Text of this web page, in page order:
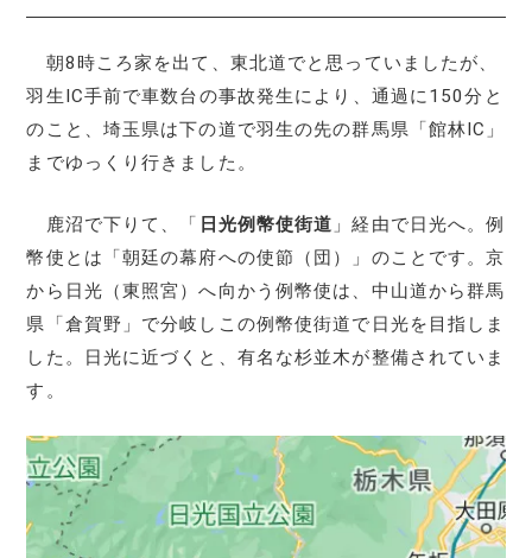
朝8時ころ家を出て、東北道でと思っていましたが、
羽生IC手前で車数台の事故発生により、通過に150分と
のこと、埼玉県は下の道で羽生の先の群馬県「館林IC」
までゆっくり行きました。
鹿沼で下りて、「 日光例幣使街道 」経由で日光へ。例
幣使とは「朝廷の幕府への使節（団）」のことです。京
から日光（東照宮）へ向かう例幣使は、中山道から群馬
県「倉賀野」で分岐しこの例幣使街道で日光を目指しま
した。日光に近づくと、有名な杉並木が整備されていま
す。